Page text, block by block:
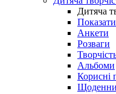
Дитяча
Показати
Анкети
Розваги
Альбоми
Корисні